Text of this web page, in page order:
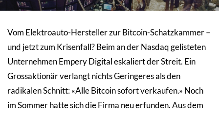
Vom Elektroauto-Hersteller zur Bitcoin-Schatzkammer –
und jetzt zum Krisenfall? Beim an der Nasdaq gelisteten
Unternehmen Empery Digital eskaliert der Streit. Ein
Grossaktionär verlangt nichts Geringeres als den
radikalen Schnitt: «Alle Bitcoin sofort verkaufen.» Noch
im Sommer hatte sich die Firma neu erfunden. Aus dem